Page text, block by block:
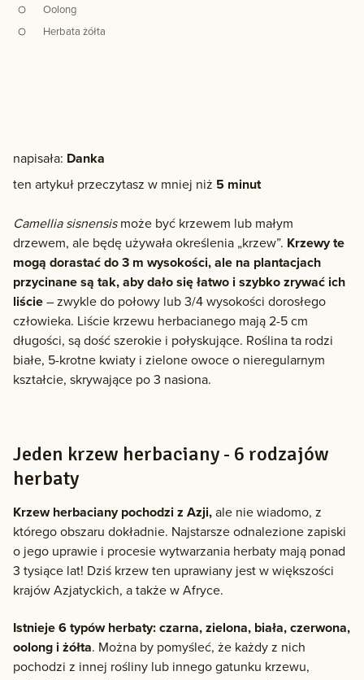
Oolong
Herbata żółta
napisała: Danka
ten artykuł przeczytasz w mniej niż 5 minut
Camellia sisnensismoże być krzewem lub małym
drzewem, ale będę używała określenia „krzew”. Krzewy te
mogą dorastać do 3 m wysokości, ale na plantacjach
przycinane są tak, aby dało się łatwo i szybko zrywać ich
liście– zwykle do połowy lub 3/4 wysokości dorosłego
człowieka. Liście krzewu herbacianego mają 2-5 cm
długości, są dość szerokie i połyskujące. Roślina ta rodzi
białe, 5-krotne kwiaty i zielone owoce o nieregularnym
kształcie, skrywające po 3 nasiona.
Jeden krzew herbaciany - 6 rodzajów
herbaty
Krzew herbaciany pochodzi z Azji,ale nie wiadomo, z
którego obszaru dokładnie. Najstarsze odnalezione zapiski
o jego uprawie i procesie wytwarzania herbaty mają ponad
3 tysiące lat! Dziś krzew ten uprawiany jest w większości
krajów Azjatyckich, a także w Afryce.
Istnieje 6 typów herbaty: czarna, zielona, biała, czerwona,
oolong i żółta. Można by pomyśleć, że każdy z nich
pochodzi z innej rośliny lub innego gatunku krzewu,